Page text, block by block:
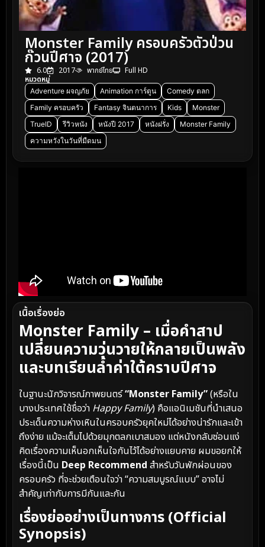
Monster Family ครอบครัวตัวป่วน
ก๊วนปีศาจ (2017)
6.0 2017 พากย์ไทย
Full HD
หมวดหมู่
Adventure ผจญภัย Animation การ์ตูน
Comedy ตลก
Family ครอบครัว
Fantasy จินตนาการ Kids
Monster
TrueID
รีวิวหนัง หนังปี 2017 หนังฝรั่ง
Monster Family
ความหวังในวันที่มืดมน
เนื้อเรื่องย่อ
Monster Family – เมื่อคำสาป
เปลี่ยนความวุ่นวายให้กลายเป็นพลัง
และบทเรียนล้ำค่าใต้คราบปีศาจ
ในฐานะนักวิจารณ์ภาพยนตร์“Monster Family”(หรือใน
บางประเทศใช้ชื่อว่า Happy Family) คือแอนิเมชันที่นำเสนอ
ประเด็นความห่างเหินในครอบครัวยุคใหม่ได้อย่างน่ารักและเข้า
ถึงง่าย แม้จะเต็มไปด้วยมุกตลกเบาสมอง แต่หนังกลับซ่อนแง่
คิดเรื่องความเห็นอกเห็นใจกันไว้ได้อย่างแยบคาย ผมขอยกให้
เรื่องนี้เป็น Deep Recommend สำหรับวันพักผ่อนของ
ครอบครัว ที่จะช่วยเตือนใจว่า “ความสมบูรณ์แบบ” อาจไม่
สำคัญเท่ากับการมีกันและกัน
เรื่องย่ออย่างเป็นทางการ (Official
Synopsis)